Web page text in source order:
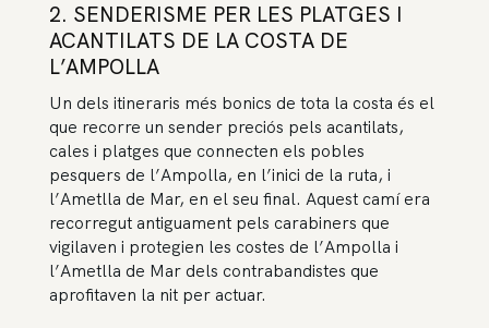
2. SENDERISME PER LES PLATGES I
ACANTILATS DE LA COSTA DE
L’AMPOLLA
Un dels itineraris més bonics de tota la costa és el
que recorre un sender preciós pels acantilats,
cales i platges que connecten els pobles
pesquers de l’Ampolla, en l’inici de la ruta, i
l’Ametlla de Mar, en el seu final. Aquest camí era
recorregut antiguament pels carabiners que
vigilaven i protegien les costes de l’Ampolla i
l’Ametlla de Mar dels contrabandistes que
aprofitaven la nit per actuar.